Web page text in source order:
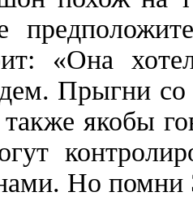
«Она
Прыгни со
якобы
Но помни